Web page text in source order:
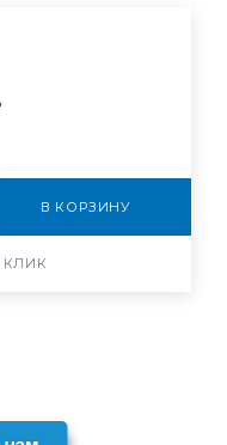
В КОРЗИНУ
КЛИК